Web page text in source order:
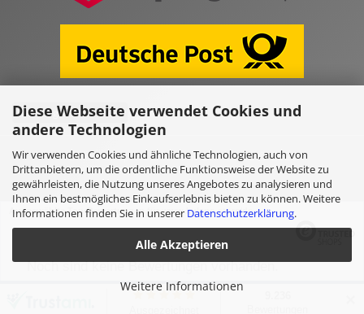
Diese Webseite verwendet Cookies und
andere Technologien
Wir verwenden Cookies und ähnliche Technologien, auch von
Drittanbietern, um die ordentliche Funktionsweise der Website zu
gewährleisten, die Nutzung unseres Angebotes zu analysieren und
Ihnen ein bestmögliches Einkaufserlebnis bieten zu können. Weitere
Informationen finden Sie in unserer Datenschutzerklärung.
Alle Akzeptieren
Weitere Informationen
Vertrag widerrufen
Online Shop erstellenmit Gambio.de © 2026
Ausgewählte Top-Bewertungen für www.kulano.store/de
Noch sind keine Bewertungen vorhanden.